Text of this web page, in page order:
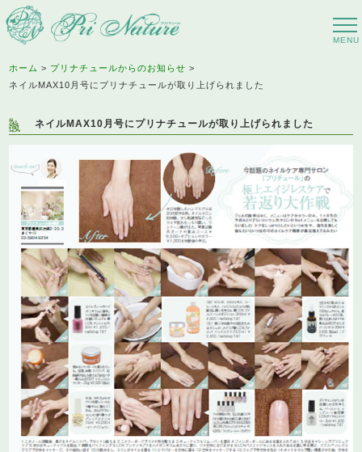
ホーム
プリナチュールからのお知らせ
ネイルMAX10月号にプリナチュールが取り上げられました
ネイルMAX10月号にプリナチュールが取り上げられました